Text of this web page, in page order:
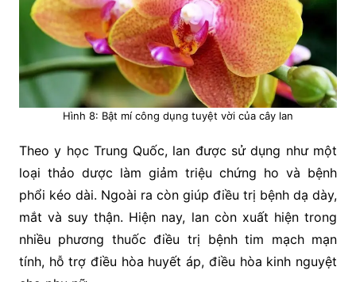
Hình 8: Bật mí công dụng tuyệt vời của cây lan
Theo y học Trung Quốc, lan được sử dụng như một
loại thảo dược làm giảm triệu chứng ho và bệnh
phổi kéo dài. Ngoài ra còn giúp điều trị bệnh dạ dày,
mắt và suy thận. Hiện nay, lan còn xuất hiện trong
nhiều phương thuốc điều trị bệnh tim mạch mạn
tính, hỗ trợ điều hòa huyết áp, điều hòa kinh nguyệt